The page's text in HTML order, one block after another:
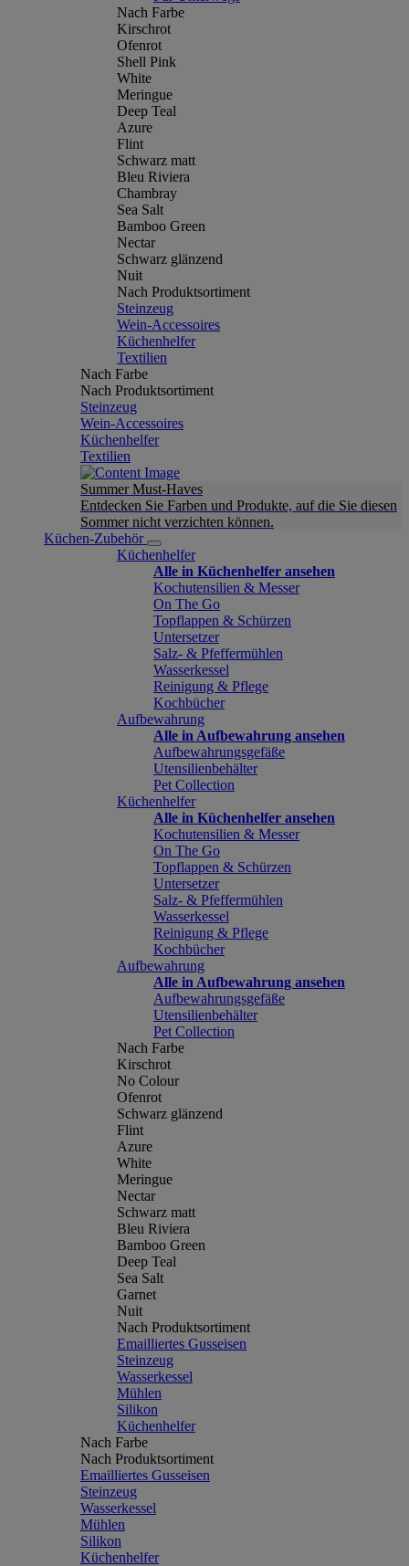
Nach Farbe
Kirschrot
Ofenrot
Shell Pink
White
Meringue
Deep Teal
Azure
Flint
Schwarz matt
Bleu Riviera
Chambray
Sea Salt
Bamboo Green
Nectar
Schwarz glänzend
Nuit
Nach Produktsortiment
Steinzeug
Wein-Accessoires
Küchenhelfer
Textilien
Nach Farbe
Nach Produktsortiment
Steinzeug
Wein-Accessoires
Küchenhelfer
Textilien
Summer Must-Haves
Entdecken Sie Farben und Produkte, auf die Sie diesen
Sommer nicht verzichten können.
Küchen-Zubehör
Küchenhelfer
Alle in Küchenhelfer ansehen
Kochutensilien & Messer
On The Go
Topflappen & Schürzen
Untersetzer
Salz- & Pfeffermühlen
Wasserkessel
Reinigung & Pflege
Kochbücher
Aufbewahrung
Alle in Aufbewahrung ansehen
Aufbewahrungsgefäße
Utensilienbehälter
Pet Collection
Küchenhelfer
Alle in Küchenhelfer ansehen
Kochutensilien & Messer
On The Go
Topflappen & Schürzen
Untersetzer
Salz- & Pfeffermühlen
Wasserkessel
Reinigung & Pflege
Kochbücher
Aufbewahrung
Alle in Aufbewahrung ansehen
Aufbewahrungsgefäße
Utensilienbehälter
Pet Collection
Nach Farbe
Kirschrot
No Colour
Ofenrot
Schwarz glänzend
Flint
Azure
White
Meringue
Nectar
Schwarz matt
Bleu Riviera
Bamboo Green
Deep Teal
Sea Salt
Garnet
Nuit
Nach Produktsortiment
Emailliertes Gusseisen
Steinzeug
Wasserkessel
Mühlen
Silikon
Küchenhelfer
Nach Farbe
Nach Produktsortiment
Emailliertes Gusseisen
Steinzeug
Wasserkessel
Mühlen
Silikon
Küchenhelfer